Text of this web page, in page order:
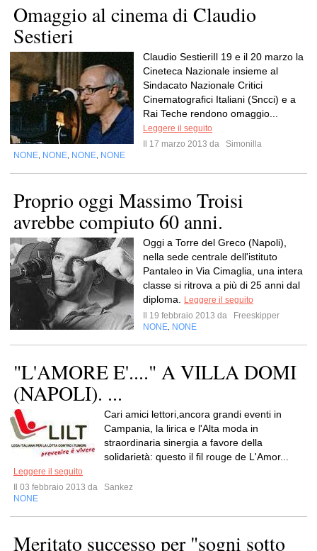
Omaggio al cinema di Claudio
Sestieri
Claudio SestieriIl 19 e il 20 marzo la
Cineteca Nazionale insieme al
Sindacato Nazionale Critici
Cinematografici Italiani (Sncci) e a
Rai Teche rendono omaggio...
Leggere il seguito
Il 17 marzo 2013 da
Simonilla
NONE NONE NONE NONE
Proprio oggi Massimo Troisi
avrebbe compiuto 60 anni.
Oggi a Torre del Greco (Napoli),
nella sede centrale dell'istituto
Pantaleo in Via Cimaglia, una intera
classe si ritrova a più di 25 anni dal
diploma.
Leggere il seguito
Il 19 febbraio 2013 da
Freeskipper
NONE NONE
"L'AMORE E'...." A VILLA DOMI
(NAPOLI). ...
Cari amici lettori,ancora grandi eventi in
Campania, la lirica e l'Alta moda in
straordinaria sinergia a favore della
solidarietà: questo il fil rouge de L'Amor...
Leggere il seguito
Il 03 febbraio 2013 da
Sankez
NONE
Meritato successo per "sogni sotto